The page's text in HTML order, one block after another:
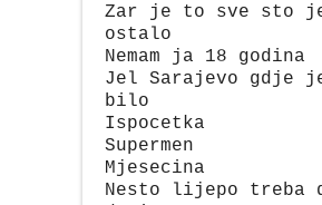
Zar je to sve sto
ostalo
Nemam ja 18 godina
Jel Sarajevo gdje
bilo
Ispocetka
Supermen
Mjesecina
Nesto lijepo treba